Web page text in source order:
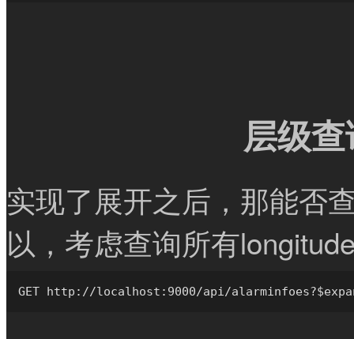
层级
实现了展开之后，那能否
以，考虑查询所有